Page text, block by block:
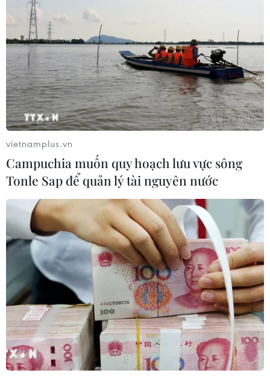
vietnamplus.vn
Campuchia muốn quy hoạch lưu vực sông
Tonle Sap để quản lý tài nguyên nước